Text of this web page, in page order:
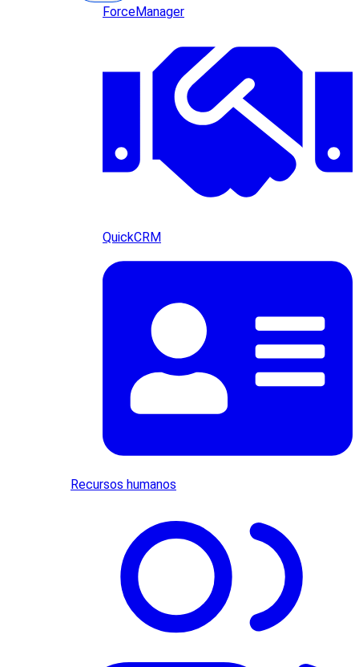
ForceManager
QuickCRM
Recursos humanos